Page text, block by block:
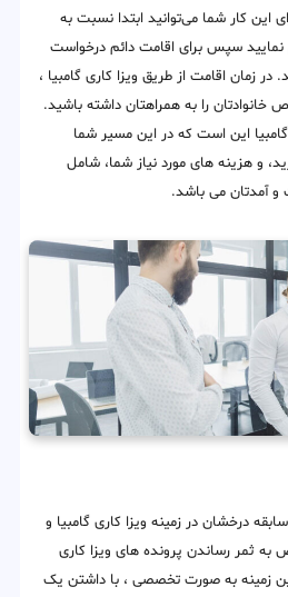
این کار شما می‌توانید ابتدا نسبت به
نمایید سپس برای اقامت دائم درخواست
زمان اقامت از طریق ویزا کاری گامبیا ،
را به همراهتان داشته باشید.
این است که در این مسیر شما
و هزینه های مورد نیاز شما، شامل
آمدتان می باشد.
درخشان در زمینه ویزا کاری گامبیا و
به ثمر رساندن پرونده های ویزا کاری
زمینه به صورت تخصصی ، با داشتن یک